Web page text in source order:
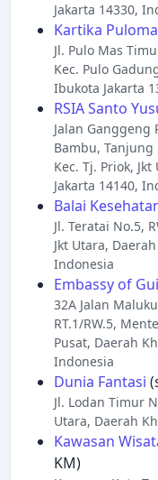
Jakarta 14330,
Kartika
Jl. Pulo Mas
Kec. Pulo
Ibukota Jakarta
RSIA Santo
Jalan Ganggeng
Bambu, Tanjung
Kec. Tj. Priok,
Jakarta 14140,
Balai
Jl. Teratai No.5,
Jkt Utara,
Indonesia
Embassy of
32A Jalan
RT.1/RW.5,
Pusat, Daerah
Indonesia
Dunia Fantasi
Jl. Lodan Timur
Utara, Daerah
Kawasan
KM)